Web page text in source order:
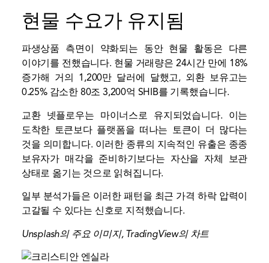
현물 수요가 유지됨
파생상품 측면이 약화되는 동안 현물 활동은 다른
이야기를 전했습니다. 현물 거래량은 24시간 만에 18%
증가해 거의 1,200만 달러에 달했고, 외환 보유고는
0.25% 감소한 80조 3,200억 SHIB를 기록했습니다.
교환 넷플로우는 마이너스로 유지되었습니다. 이는
도착한 토큰보다 플랫폼을 떠나는 토큰이 더 많다는
것을 의미합니다. 이러한 종류의 지속적인 유출은 종종
보유자가 매각을 준비하기보다는 자산을 자체 보관
상태로 옮기는 것으로 읽혀집니다.
일부 분석가들은 이러한 패턴을 최근 가격 하락 압력이
고갈될 수 있다는 신호로 지적했습니다.
Unsplash의 주요 이미지, TradingView의 차트